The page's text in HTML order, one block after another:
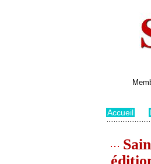
Accueil